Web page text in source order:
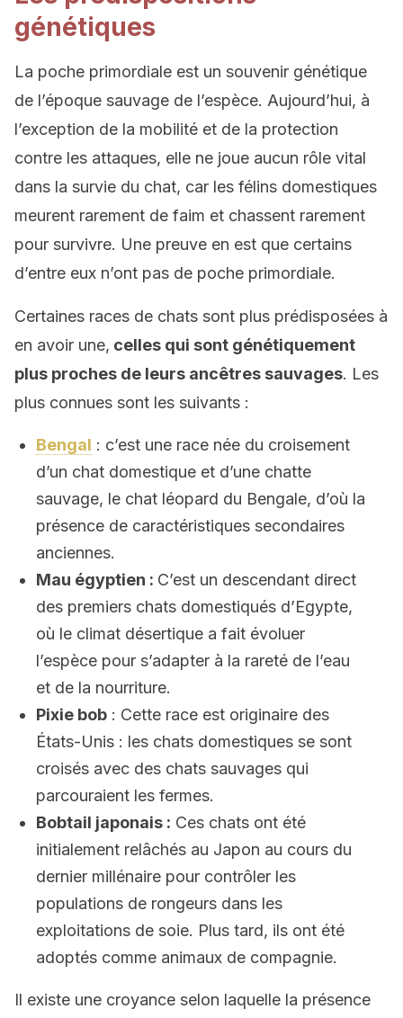
génétiques
La poche primordiale est un souvenir génétique
de l’époque sauvage de l’espèce. Aujourd’hui, à
l’exception de la mobilité et de la protection
contre les attaques, elle ne joue aucun rôle vital
dans la survie du chat, car les félins domestiques
meurent rarement de faim et chassent rarement
pour survivre. Une preuve en est que certains
d’entre eux n’ont pas de poche primordiale.
Certaines races de chats sont plus prédisposées à
en avoir une, celles qui sont génétiquement
plus proches de leurs ancêtres sauvages. Les
plus connues sont les suivants :
Bengal : c’est une race née du croisement
d’un chat domestique et d’une chatte
sauvage, le chat léopard du Bengale, d’où la
présence de caractéristiques secondaires
anciennes.
Mau égyptien : C’est un descendant direct
des premiers chats domestiqués d’Egypte,
où le climat désertique a fait évoluer
l’espèce pour s’adapter à la rareté de l’eau
et de la nourriture.
Pixie bob : Cette race est originaire des
États-Unis : les chats domestiques se sont
croisés avec des chats sauvages qui
parcouraient les fermes.
Bobtail japonais : Ces chats ont été
initialement relâchés au Japon au cours du
dernier millénaire pour contrôler les
populations de rongeurs dans les
exploitations de soie. Plus tard, ils ont été
adoptés comme animaux de compagnie.
Il existe une croyance selon laquelle la présence